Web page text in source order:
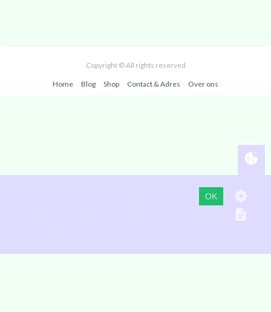
Copyright © All rights reserved
Home Blog Shop Contact & Adres Over ons
OK
telefoon 010 70 70 008 Mobiel (+WhatsApp) centrum 06 36 01
Op deze site staan foto's vanaf 1993 van de verschillende locaties